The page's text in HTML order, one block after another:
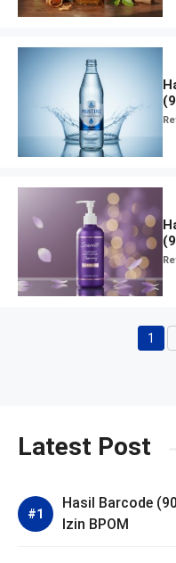
1
Latest Post
Hasil Barcode
Izin BPOM